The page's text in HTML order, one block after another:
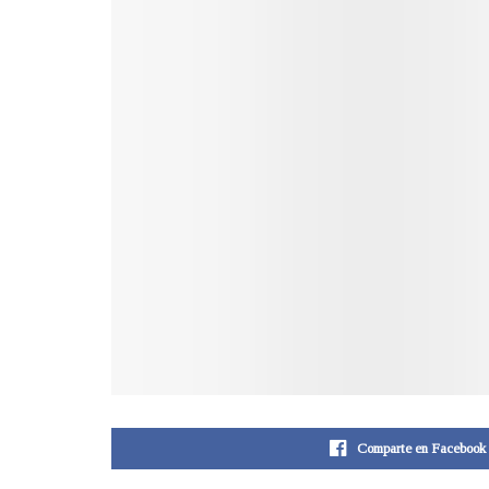
Comparte en Facebook